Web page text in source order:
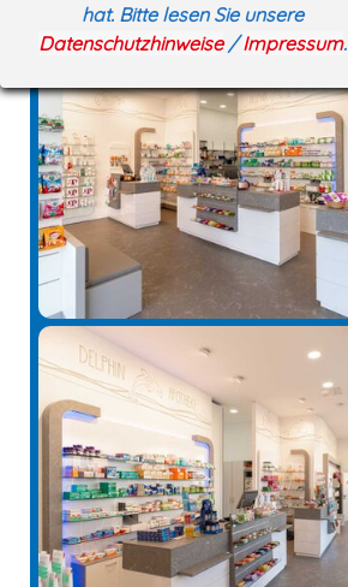
hat. Bitte lesen Sie unsere
Datenschutzhinweise/Impressum.